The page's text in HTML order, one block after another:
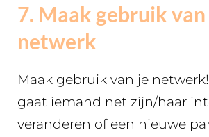
7. Maak gebruik van
netwerk
Maak gebruik van je
gaat iemand net zijn/haar
veranderen of een nieuwe